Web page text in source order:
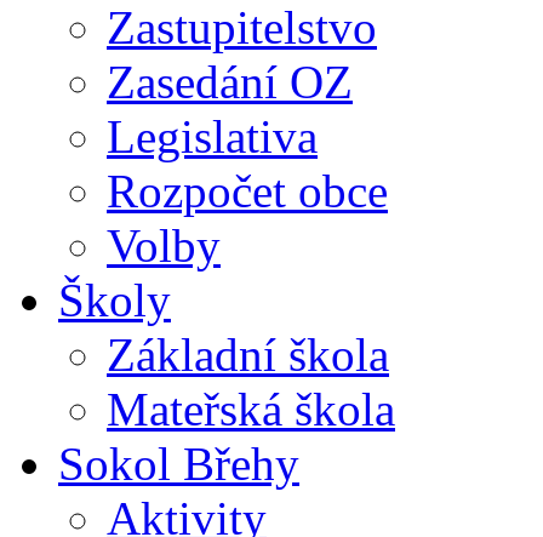
Zastupitelstvo
Zasedání OZ
Legislativa
Rozpočet obce
Volby
Školy
Základní škola
Mateřská škola
Sokol Břehy
Aktivity